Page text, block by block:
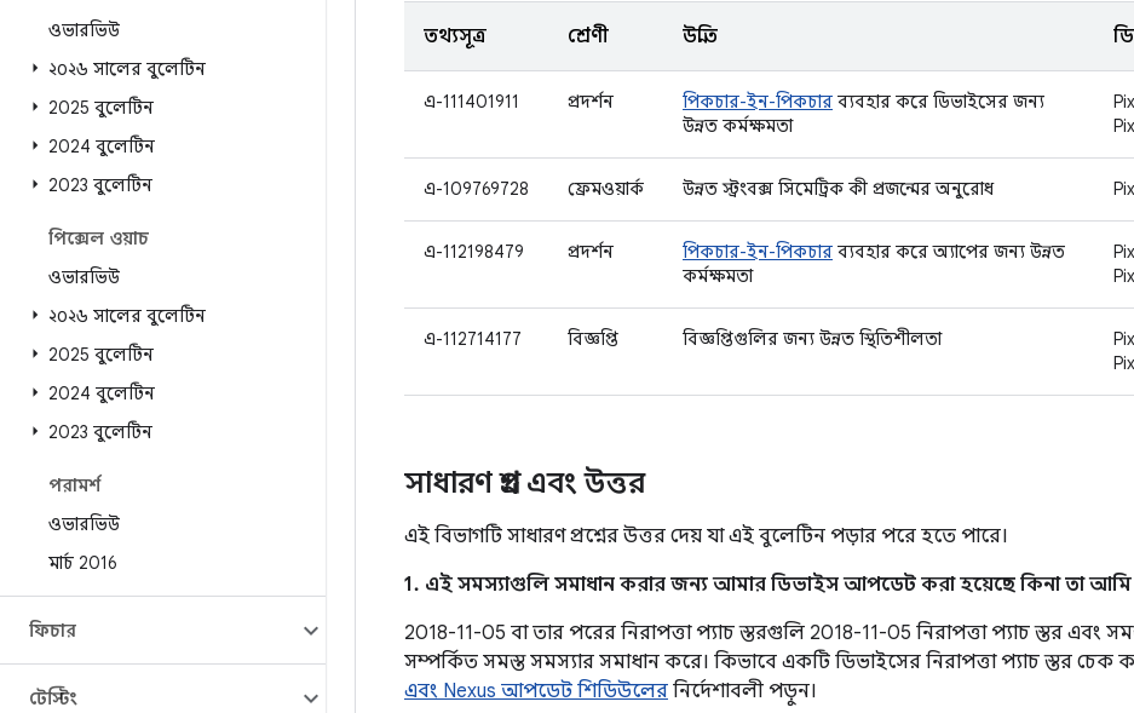
ওভারভিউ
২০২৬ সালের বুলেটিন
2025 বুলেটিন
2024 বুলেটিন
2023 বুলেটিন
পিক্সেল ওয়াচ
ওভারভিউ
২০২৬ সালের বুলেটিন
2025 বুলেটিন
2024 বুলেটিন
2023 বুলেটিন
পরামর্শ
ওভারভিউ
মার্চ 2016
ফিচার
টেস্টিং
তথ্যসূত্র শ্রেণী উন্নতি
এ-111401911 প্রদর্শন পিকচার-ইন-পিকচার ব্যবহার করে ডিভাইসের জন্য
উন্নত কর্মক্ষমতা
এ-109769728 ফ্রেমওয়ার্ক উন্নত স্ট্রংবক্স সিমেট্রিক কী প্রজন্মের অনুরোধ
এ-112198479 প্রদর্শন পিকচার-ইন-পিকচার ব্যবহার করে অ্যাপের জন্য উন্নত
কর্মক্ষমতা
এ-112714177 বিজ্ঞপ্তি বিজ্ঞপ্তিগুলির জন্য উন্নত স্থিতিশীলতা
সাধারণ প্রশ্ন এবং উত্তর
এই বিভাগটি সাধারণ প্রশ্নের উত্তর দেয় যা এই বুলেটিন পড়ার পরে হতে পারে।
1. এই সমস্যাগুলি সমাধান করার জন্য আমার ডিভাইস আপডেট করা হয়েছে কিনা তা আমি
2018-11-05 বা তার পরের নিরাপত্তা প্যাচ স্তরগুলি 2018-11-05 নিরাপত্তা প্যাচ স্তর এবং
সম্পর্কিত সমস্ত সমস্যার সমাধান করে। কিভাবে একটি ডিভাইসের নিরাপত্তা প্যাচ স্তর চেক
এবং Nexus আপডেট শিডিউলের নির্দেশাবলী পড়ুন।